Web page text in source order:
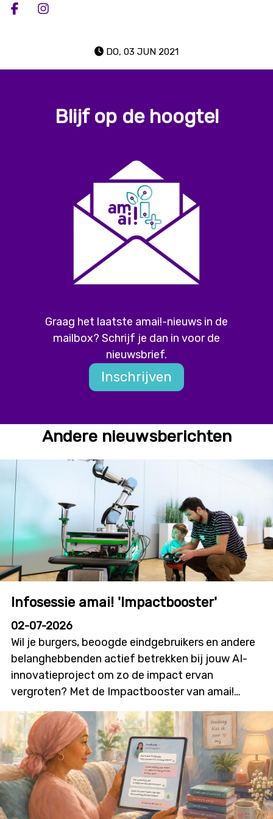
Deel op facebook
Deel op Instagram
DO, 03 JUN 2021
Blijf op de hoogte!
Graag het laatste amai!-nieuws in de
mailbox? Schrijf je dan in voor de
nieuwsbrief.
Inschrijven
Andere nieuwsberichten
Infosessie amai! 'Impactbooster'
02-07-2026
Wil je burgers, beoogde eindgebruikers en andere
belanghebbenden actief betrekken bij jouw AI-
innovatieproject om zo de impact ervan
vergroten? Met de Impactbooster van amai!
kunnen onderzoekers en innovatoren financiële
ondersteuning aanvragen voor
burgerparticipatie- en outreachactiviteiten die
bijdragen aan meer dialoog, betrokkenheid en
technologieacceptatie. Deze nieuwe oproep zal
initiatieven stimuleren waarin burgers niet alleen
geïnformeerd worden, maar ook daadwerkelijk